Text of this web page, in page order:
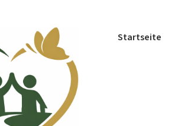
Startseite